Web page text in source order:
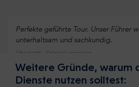
Perfekte geführte Tour. Unser Führer
unterhaltsam und sachkundig.
Übersetzt · Original anzeigen
Weitere Gründe, warum
Dienste nutzen solltest: